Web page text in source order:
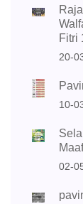
Fitri
20-
10-
02-